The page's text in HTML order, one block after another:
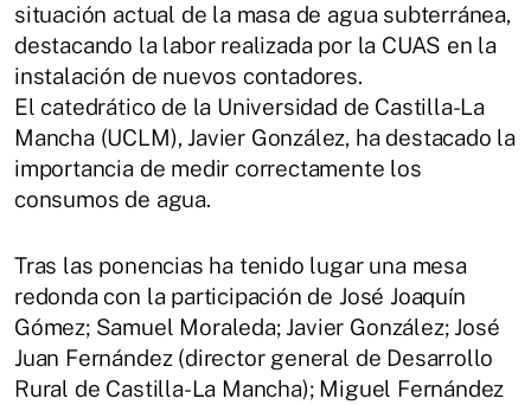
situación actual de la masa de agua subterránea,
destacando la labor realizada por la CUAS en la
instalación de nuevos contadores.
El catedrático de la Universidad de Castilla-La
Mancha (UCLM), Javier González, ha destacado la
importancia de medir correctamente los
consumos de agua.
Tras las ponencias ha tenido lugar una mesa
redonda con la participación de José Joaquín
Gómez; Samuel Moraleda; Javier González; José
Juan Fernández (director general de Desarrollo
Rural de Castilla-La Mancha); Miguel Fernández